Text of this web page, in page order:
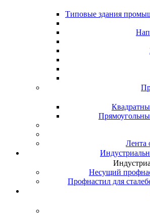
Типовые здания
Лента
Несущий
Профнастил для